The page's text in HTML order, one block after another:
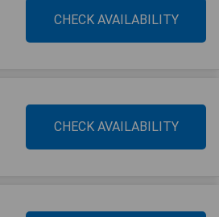
CHECK AVAILABILITY
CHECK AVAILABILITY